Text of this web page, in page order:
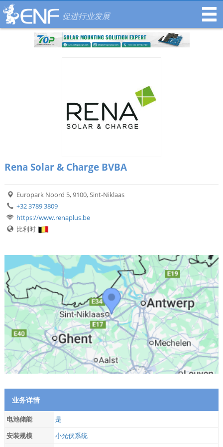
促进行业发展
Rena Solar & Charge BVBA
Europark Noord 5, 9100, Sint-Niklaas
+32 3789 3809
https://www.renaplus.be
比利时
业务详情
电池储能
是
安装规模
小光伏系统